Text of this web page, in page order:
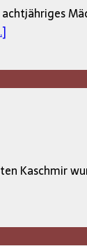
Kaschmir